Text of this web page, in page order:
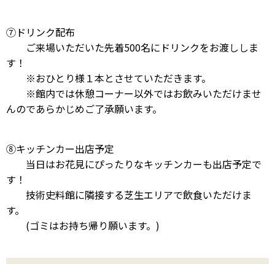
⑦ドリンク配布
ご来場いただいた先着500名にドリンクをお渡ししま
す！
※おひとり様１本とさせていただきます。
※館内では休憩コーナー以外ではお飲みいただけませ
んのであらかじめご了承願います。
⑧キッチンカー出店予定
当日はお花見にぴったりなキッチンカーも出店予定で
す！
技術史料館に隣接する芝生エリアで飲食いただけま
す。
(ゴミはお持ち帰り願います。)